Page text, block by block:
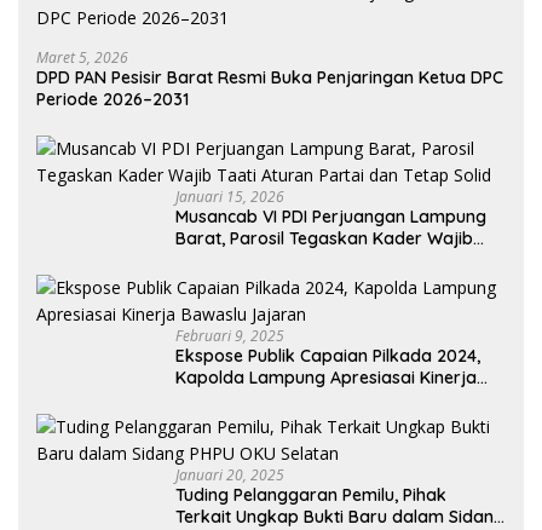
Maret 5, 2026
DPD PAN Pesisir Barat Resmi Buka Penjaringan Ketua DPC
Periode 2026–2031
Januari 15, 2026
Musancab VI PDI Perjuangan Lampung
Barat, Parosil Tegaskan Kader Wajib
Februari 9, 2025
Ekspose Publik Capaian Pilkada 2024,
Kapolda Lampung Apresiasai Kinerja
Januari 20, 2025
Tuding Pelanggaran Pemilu, Pihak
Terkait Ungkap Bukti Baru dalam Sidang